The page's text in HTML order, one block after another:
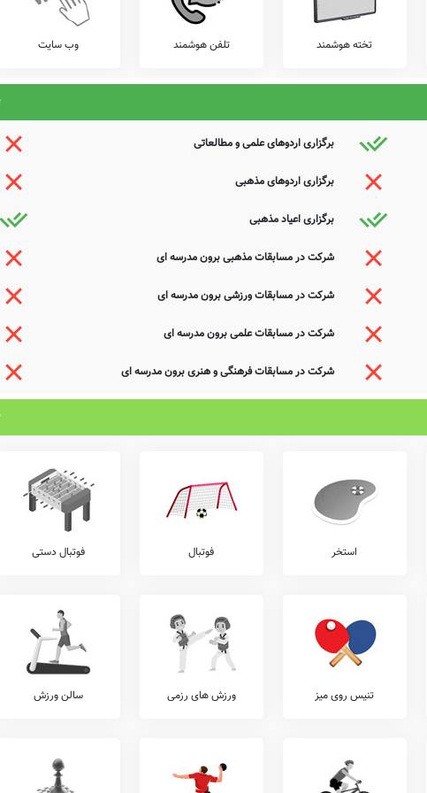
تخته هوشمند تلفن هوشمند وب سایت
برگزاری اردوهای علمی و مطالعاتی
برگزاری اردوهای مذهبی
برگزاری اعیاد مذهبی
شرکت در مسابقات مذهبی برون مدرسه ای
شرکت در مسابقات ورزشی برون مدرسه ای
شرکت در مسابقات علمی برون مدرسه ای
شرکت در مسابقات فرهنگی و هنری برون مدرسه ای
استخر فوتبال فوتبال دستی
تنیس روی میز ورزش های رزمی سالن ورزش